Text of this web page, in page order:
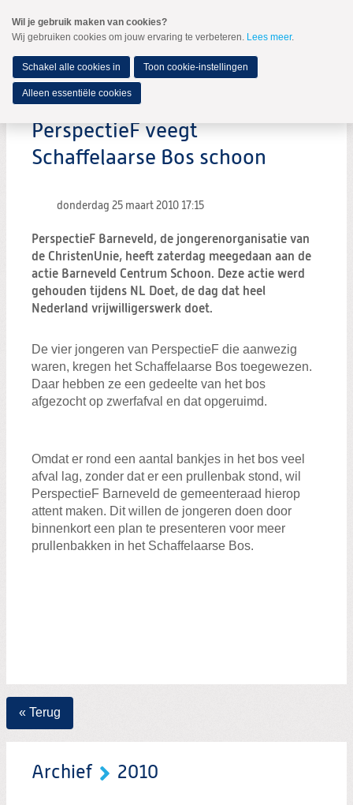
naar
Spring
de
inhoud
Spring
naar
hoofdmenu
MENU
Zoeken:
Zoeken
PerspectieF veegt
Schaffelaarse Bos schoon
donderdag 25 maart 2010 17:15
PerspectieF Barneveld, de jongerenorganisatie van
de ChristenUnie, heeft zaterdag meegedaan aan de
actie Barneveld Centrum Schoon. Deze actie werd
gehouden tijdens NL Doet, de dag dat heel
Nederland vrijwilligerswerk doet.
De vier jongeren van PerspectieF die aanwezig
waren, kregen het Schaffelaarse Bos toegewezen.
Daar hebben ze een gedeelte van het bos
afgezocht op zwerfafval en dat opgeruimd.
Omdat er rond een aantal bankjes in het bos veel
afval lag, zonder dat er een prullenbak stond, wil
PerspectieF Barneveld de gemeenteraad hierop
attent maken. Dit willen de jongeren doen door
binnenkort een plan te presenteren voor meer
prullenbakken in het Schaffelaarse Bos.
« Terug
Archief 2010
Wil je gebruik maken van cookies?
Wij gebruiken cookies om jouw ervaring te verbeteren. Lees meer.
Schakel alle cookies in Toon cookie-instellingen
Alleen essentiële cookies